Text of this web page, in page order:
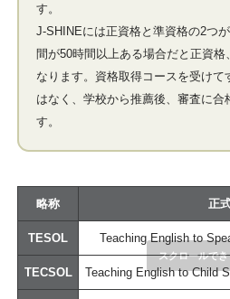
す。
J-SHINEには正資格と準資格の2つ
間が50時間以上ある場合だと正資格
なります。資格取得コースを受け
はなく、学校から推薦後、審査に合
す。
略称 正
TESOL Teaching English to
TECSOL Teaching English to Child